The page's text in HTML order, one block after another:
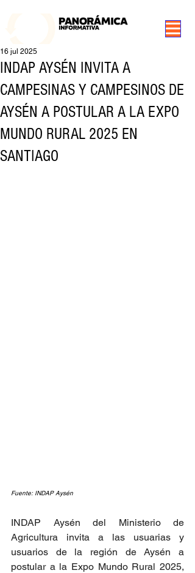
INDAP AYSÉN INVITA A
CAMPESINAS Y CAMPESINOS DE
AYSÉN A POSTULAR A LA EXPO
MUNDO RURAL 2025 EN
SANTIAGO
16 jul 2025
Fuente: INDAP Aysén
INDAP Aysén del Ministerio de
Agricultura invita a las usuarias y
usuarios de la región de Aysén a
postular a la Expo Mundo Rural 2025,